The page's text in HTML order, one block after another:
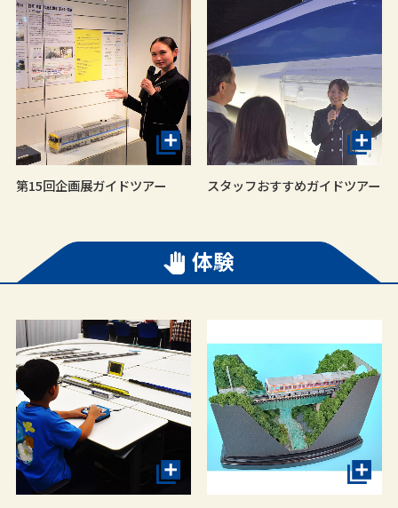
第15回企画展ガイドツアー スタッフおすすめガイドツアー
体験